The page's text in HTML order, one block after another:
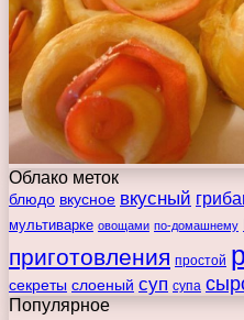
Облако меток
блюдо вкусное вкусный
мультиварке овощами по-домашнему
приготовления простой
секреты слоеный суп супа
Популярное